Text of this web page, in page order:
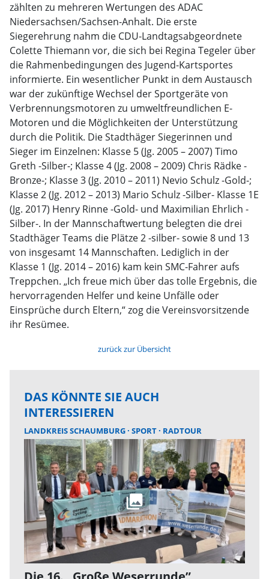
zählten zu mehreren Wertungen des ADAC
Niedersachsen/Sachsen-Anhalt. Die erste
Siegerehrung nahm die CDU-Landtagsabgeordnete
Colette Thiemann vor, die sich bei Regina Tegeler über
die Rahmenbedingungen des Jugend-Kartsportes
informierte. Ein wesentlicher Punkt in dem Austausch
war der zukünftige Wechsel der Sportgeräte von
Verbrennungsmotoren zu umweltfreundlichen E-
Motoren und die Möglichkeiten der Unterstützung
durch die Politik. Die Stadthäger Siegerinnen und
Sieger im Einzelnen: Klasse 5 (Jg. 2005 – 2007) Timo
Greth -Silber-; Klasse 4 (Jg. 2008 – 2009) Chris Rädke -
Bronze-; Klasse 3 (Jg. 2010 – 2011) Nevio Schulz -Gold-;
Klasse 2 (Jg. 2012 – 2013) Mario Schulz -Silber- Klasse 1E
(Jg. 2017) Henry Rinne -Gold- und Maximilian Ehrlich -
Silber-. In der Mannschaftwertung belegten die drei
Stadthäger Teams die Plätze 2 -silber- sowie 8 und 13
von insgesamt 14 Mannschaften. Lediglich in der
Klasse 1 (Jg. 2014 – 2016) kam kein SMC-Fahrer aufs
Treppchen. „Ich freue mich über das tolle Ergebnis, die
hervorragenden Helfer und keine Unfälle oder
Einsprüche durch Eltern,“ zog die Vereinsvorsitzende
ihr Resümee.
zurück zur Übersicht
DAS KÖNNTE SIE AUCH
INTERESSIEREN
LANDKREIS SCHAUMBURG SPORT RADTOUR